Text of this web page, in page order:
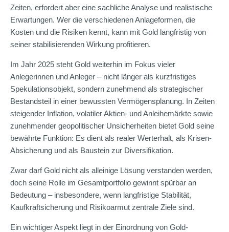
Zeiten, erfordert aber eine sachliche Analyse und realistische
Erwartungen. Wer die verschiedenen Anlageformen, die
Kosten und die Risiken kennt, kann mit Gold langfristig von
seiner stabilisierenden Wirkung profitieren.
Im Jahr 2025 steht Gold weiterhin im Fokus vieler
Anlegerinnen und Anleger – nicht länger als kurzfristiges
Spekulationsobjekt, sondern zunehmend als strategischer
Bestandsteil in einer bewussten Vermögensplanung. In Zeiten
steigender Inflation, volatiler Aktien- und Anleihemärkte sowie
zunehmender geopolitischer Unsicherheiten bietet Gold seine
bewährte Funktion: Es dient als realer Werterhalt, als Krisen-
Absicherung und als Baustein zur Diversifikation.
Zwar darf Gold nicht als alleinige Lösung verstanden werden,
doch seine Rolle im Gesamtportfolio gewinnt spürbar an
Bedeutung – insbesondere, wenn langfristige Stabilität,
Kaufkraftsicherung und Risikoarmut zentrale Ziele sind.
Ein wichtiger Aspekt liegt in der Einordnung von Gold-